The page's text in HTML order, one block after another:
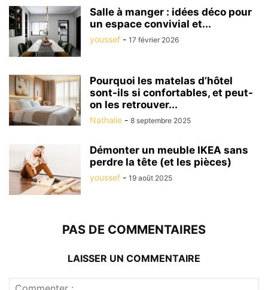
Salle à manger : idées déco pour
un espace convivial et...
youssef - 17 février 2026
Pourquoi les matelas d’hôtel
sont-ils si confortables, et peut-
on les retrouver...
Nathalie - 8 septembre 2025
Démonter un meuble IKEA sans
perdre la tête (et les pièces)
youssef - 19 août 2025
PAS DE COMMENTAIRES
LAISSER UN COMMENTAIRE